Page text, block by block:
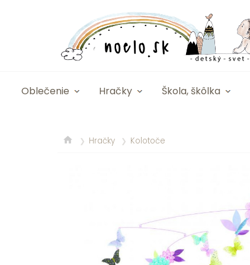
Oblečenie Hračky Škola, škôlka
❯ Hračky ❯ Kolotoče